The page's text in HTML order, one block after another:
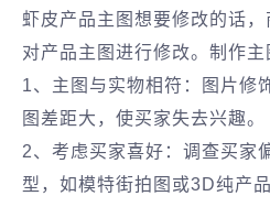
虾皮产品主图想要修改的话
对产品主图进行修改。制作主
1、主图与实物相符‌：图片修
图差距大，使买家失去兴趣。
2、考虑买家喜好‌：调查买家
型，如模特街拍图或3D纯产品